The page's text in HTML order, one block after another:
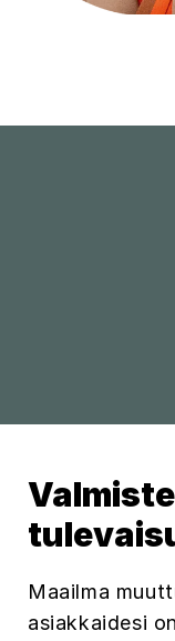
Maailma
asiakkaidesi